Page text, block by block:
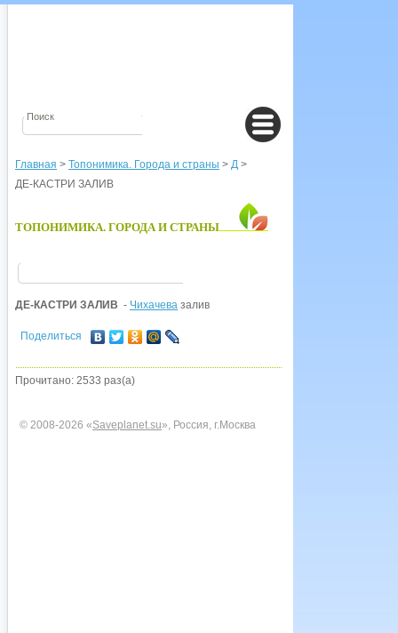
Главная > Топонимика. Города и страны > Д >
ДЕ-КАСТРИ ЗАЛИВ
ТОПОНИМИКА. ГОРОДА И СТРАНЫ
ДЕ-КАСТРИ ЗАЛИВ - Чихачева залив
Поделиться
Прочитано: 2533 раз(а)
© 2008-2026 «Saveplanet.su», Россия, г.Москва